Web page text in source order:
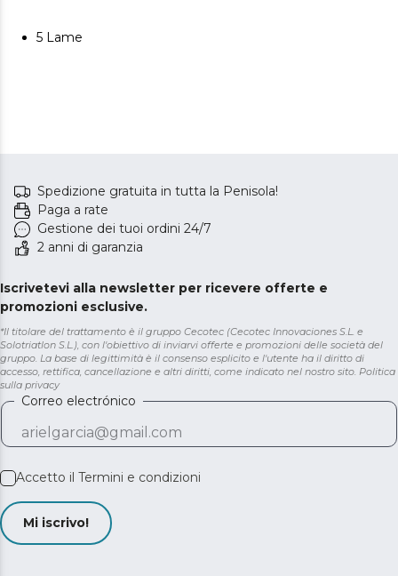
5 Lame
Spedizione gratuita in tutta la Penisola!
Paga a rate
Gestione dei tuoi ordini 24/7
2 anni di garanzia
Iscrivetevi alla newsletter per ricevere offerte e
promozioni esclusive.
*Il titolare del trattamento è il gruppo Cecotec (Cecotec Innovaciones S.L. e
Solotriatlon S.L.), con l'obiettivo di inviarvi offerte e promozioni delle società del
gruppo. La base di legittimità è il consenso esplicito e l'utente ha il diritto di
accesso, rettifica, cancellazione e altri diritti, come indicato nel nostro sito. Politica
sulla privacy
Correo electrónico
Accetto il Termini e condizioni
Mi iscrivo!